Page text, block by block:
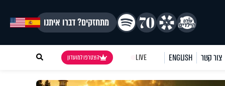
מתחזקים? דברו איתנו
צור קשר ENGLISH
LIVE הצטרפו למועדון